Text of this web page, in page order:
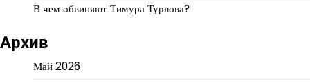
В чем обвиняют Тимура Турлова?
Архив
Май 2026